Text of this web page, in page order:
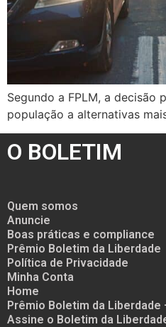
Segundo a FPLM, a decisão
população a alternativas
O BOLETIM
Quem somos
Anuncie
Boas práticas e compliance
Prêmio Boletim da Liberdade
Política de Privacidade
Minha Conta
Home
Prêmio Boletim da Liberdade
Assine o Boletim da